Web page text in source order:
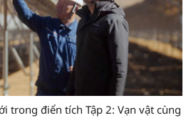
trong điển tích Tập 2: Vạn vật cùng